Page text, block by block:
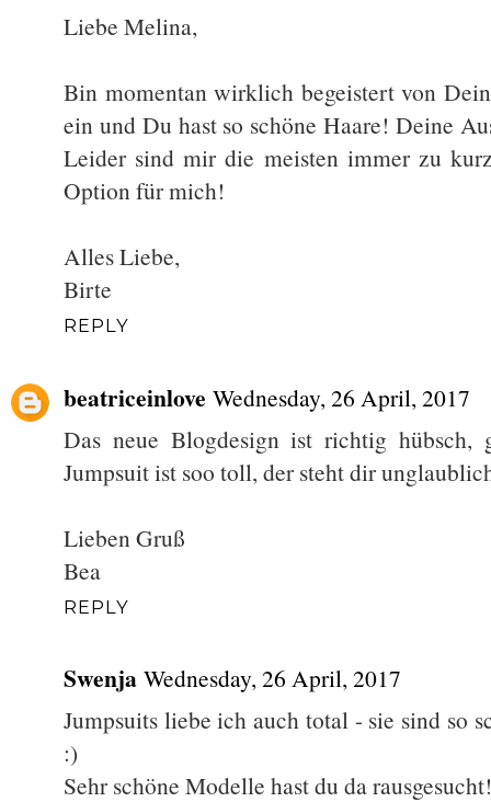
Liebe Melina,
Bin momentan wirklich begeistert von
ein und Du hast so schöne Haare! Deine
Leider sind mir die meisten immer zu
Option für mich!
Alles Liebe,
Birte
REPLY
beatriceinlove Wednesday, 26 April, 2017
Das neue Blogdesign ist richtig
Jumpsuit ist soo toll, der steht dir
Lieben Gruß
Bea
REPLY
Swenja Wednesday, 26 April, 2017
Jumpsuits liebe ich auch total - sie sind so
:)
Sehr schöne Modelle hast du da rausgesucht!